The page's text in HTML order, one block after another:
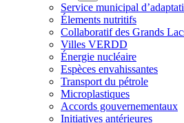
Service municipal
Élements nutritifs
Collaboratif des Grands
Villes VERDD
Énergie nucléaire
Espèces envahissantes
Transport du pétrole
Microplastiques
Accords gouvernementaux
Initiatives antérieures